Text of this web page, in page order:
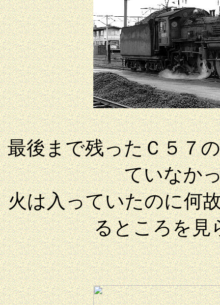
最後まで残ったＣ５７
ていなか
火は入っていたのに何
るところを見